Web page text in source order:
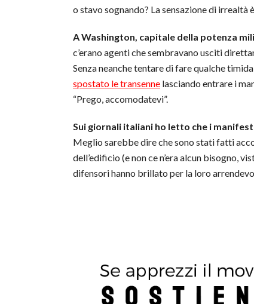
o stavo sognando? La sensazione di irrealtà
A Washington, capitale della potenza
c’erano agenti che sembravano usciti
Senza neanche tentare di fare qualche
spostato le transenne lasciando entrare i
“Prego, accomodatevi”.
Sui giornali italiani ho letto che i
Meglio sarebbe dire che sono stati fatti
dell’edificio (e non ce n’era alcun bisogno,
difensori hanno brillato per la loro